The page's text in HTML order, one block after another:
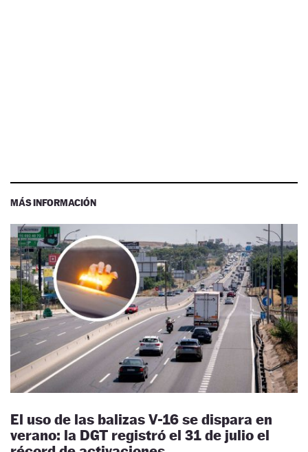
MÁS INFORMACIÓN
El uso de las balizas V-16 se dispara en
verano: la DGT registró el 31 de julio el